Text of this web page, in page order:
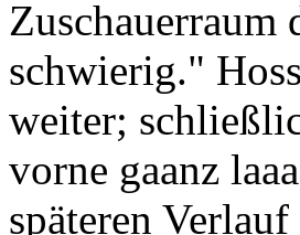
Zuschauerraum
schwierig."
weiter;
vorne gaanz
späteren